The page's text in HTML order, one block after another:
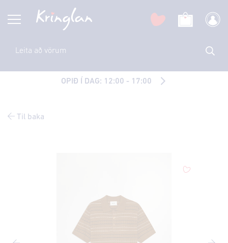
OPIÐ Í DAG: 12:00 - 17:00
Til baka